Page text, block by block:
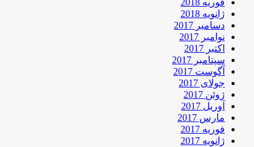
ژانویه 2018
دسامبر 2017
نوامبر 2017
اکتبر 2017
سپتامبر 2017
آگوست 2017
جولای 2017
ژوئن 2017
آوریل 2017
مارس 2017
فوریه 2017
ژانویه 2017